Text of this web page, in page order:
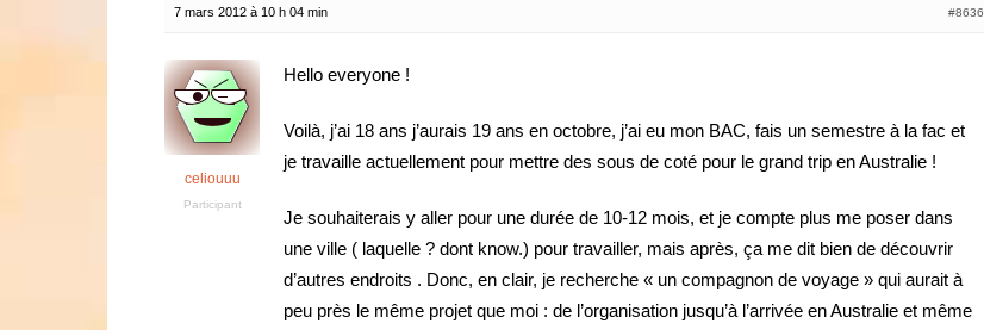
7 mars 2012 à 10 h 04 min #8636
celiouuu
Participant
Hello everyone !
Voilà, j’ai 18 ans j’aurais 19 ans en octobre, j’ai eu mon BAC, fais un semestre à la fac et
je travaille actuellement pour mettre des sous de coté pour le grand trip en Australie !
Je souhaiterais y aller pour une durée de 10-12 mois, et je compte plus me poser dans
une ville ( laquelle ? dont know.) pour travailler, mais après, ça me dit bien de découvrir
d’autres endroits . Donc, en clair, je recherche « un compagnon de voyage » qui aurait à
peu près le même projet que moi : de l’organisation jusqu’à l’arrivée en Australie et même